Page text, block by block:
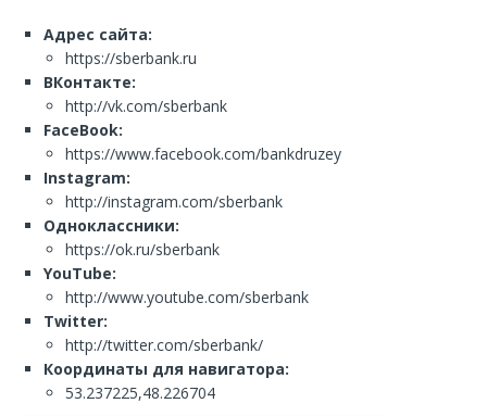
Адрес сайта:
https://sberbank.ru
ВКонтакте:
http://vk.com/sberbank
FaceBook:
https://www.facebook.com/bankdruzey
Instagram:
http://instagram.com/sberbank
Одноклассники:
https://ok.ru/sberbank
YouTube:
http://www.youtube.com/sberbank
Twitter:
http://twitter.com/sberbank/
Координаты для навигатора:
53.237225,48.226704